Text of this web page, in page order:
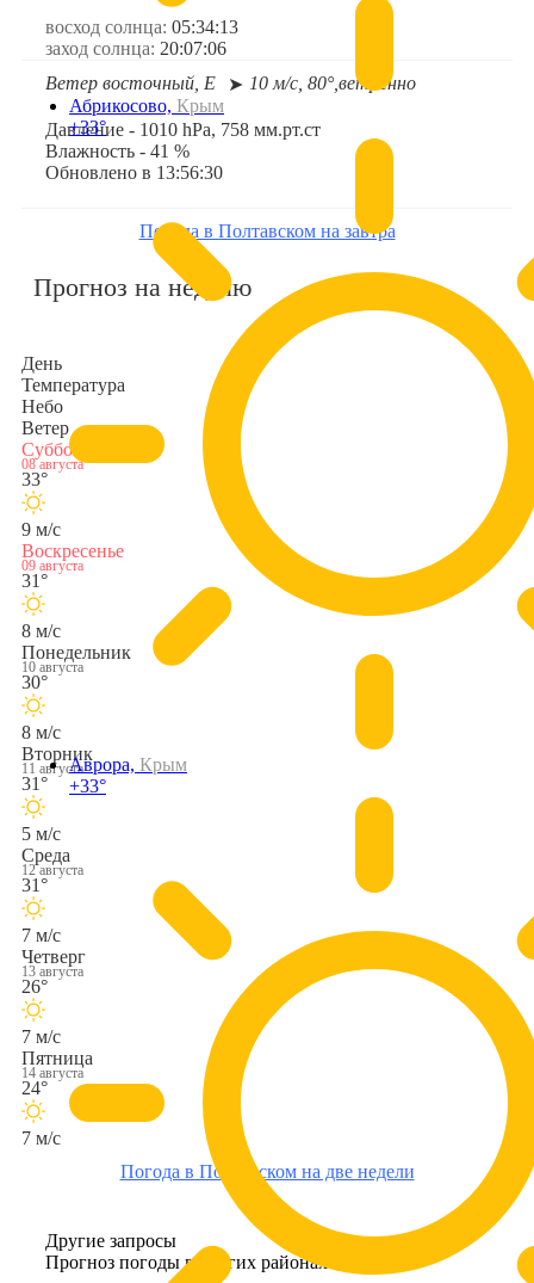
Абрикосово, Крым
+33°
Аврора, Крым
+33°
восход солнца: 05:34:13
заход солнца: 20:07:06
Ветер восточный, E
➤ 10 м/с, 80°, ветренно
Давление - 1010 hPa, 758 мм.рт.ст
Влажность - 41 %
Обновлено в 13:56:30
Погода в Полтавском на завтра
Прогноз на неделю
День
Температура
Небо
Ветер
Суббота
08 августа
33°
9 м/с
Воскресенье
09 августа
31°
8 м/с
Понедельник
10 августа
30°
8 м/с
Вторник
11 августа
31°
5 м/с
Среда
12 августа
31°
7 м/с
Четверг
13 августа
26°
7 м/с
Пятница
14 августа
24°
7 м/с
Погода в Полтавском на две недели
Другие запросы
Прогноз погоды в других районах Крыма